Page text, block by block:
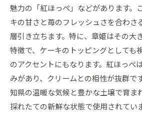
苺好き必見愛知県のケーキショ
ひととき
愛知県内のおすすめ苺ケー
苺ケーキの食べ比べを楽し
ケーキショップでの苺フェ
苺の香りが広がる至福のケー
地元愛知の苺ケーキで至福
魅力の「紅ほっぺ」などがあります。
キの甘さと苺のフレッシュさを合わさ
層引き立ちます。特に、章姫はその大
特徴で、ケーキのトッピングとしても
のアクセントにもなります。紅ほっぺ
みがあり、クリームとの相性が抜群で
知県の温暖な気候と豊かな土壌で育ま
採れたての新鮮な状態で使用されてい